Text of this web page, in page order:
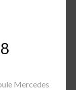
Mercedes